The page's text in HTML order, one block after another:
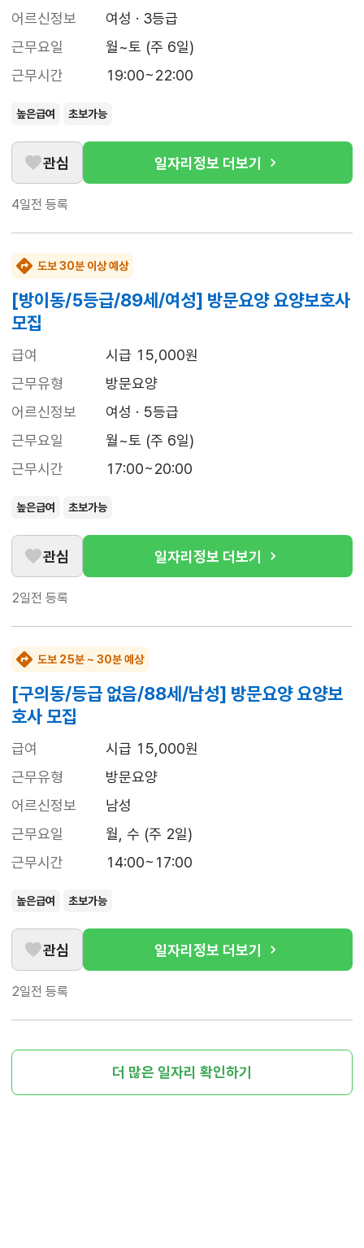
어르신정보
여성 · 3등급
근무요일
월~토 (주 6일)
근무시간
19:00~22:00
높은급여 초보가능
관심 일자리정보 더보기
4일전 등록
도보 30분 이상 예상
[방이동/5등급/89세/여성] 방문요양 요양보호사
모집
급여
시급 15,000원
근무유형
방문요양
어르신정보
여성 · 5등급
근무요일
월~토 (주 6일)
근무시간
17:00~20:00
높은급여 초보가능
관심 일자리정보 더보기
2일전 등록
도보 25분 ~ 30분 예상
[구의동/등급 없음/88세/남성] 방문요양 요양보
호사 모집
급여
시급 15,000원
근무유형
방문요양
어르신정보
남성
근무요일
월, 수 (주 2일)
근무시간
14:00~17:00
높은급여 초보가능
관심 일자리정보 더보기
2일전 등록
더 많은 일자리 확인하기